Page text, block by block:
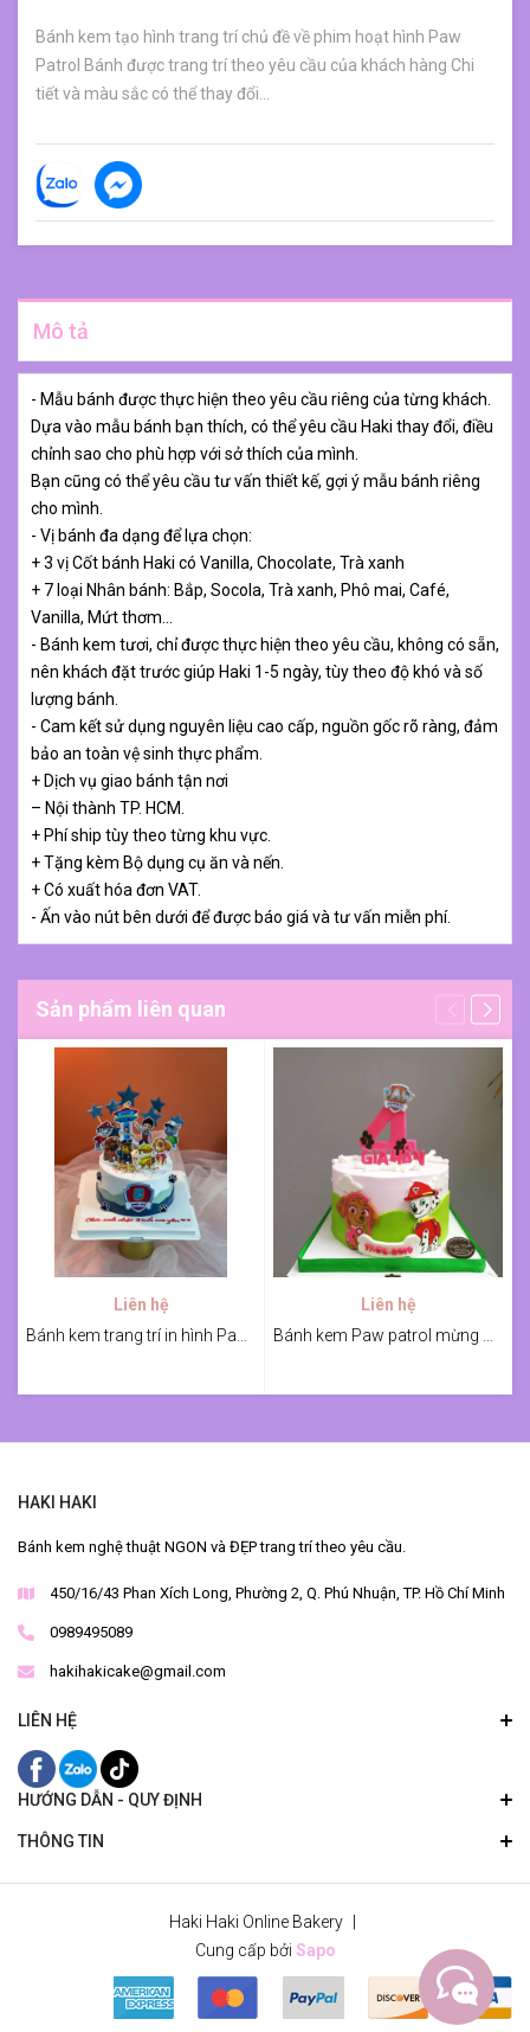
Bánh kem tạo hình trang trí chủ đề về phim hoạt hình Paw
Patrol Bánh được trang trí theo yêu cầu của khách hàng Chi
tiết và màu sắc có thể thay đổi...
Mô tả
- Mẫu bánh được thực hiện theo yêu cầu riêng của từng khách.
Dựa vào mẫu bánh bạn thích, có thể yêu cầu Haki thay đổi, điều
chỉnh sao cho phù hợp với sở thích của mình.
Bạn cũng có thể yêu cầu tư vấn thiết kế, gợi ý mẫu bánh riêng
cho mình.
- Vị bánh đa dạng để lựa chọn:
+ 3 vị Cốt bánh Haki có Vanilla, Chocolate, Trà xanh
+ 7 loại Nhân bánh: Bắp, Socola, Trà xanh, Phô mai, Café,
Vanilla, Mứt thơm…
- Bánh kem tươi, chỉ được thực hiện theo yêu cầu, không có sẵn,
nên khách đặt trước giúp Haki 1-5 ngày, tùy theo độ khó và số
lượng bánh.
- Cam kết sử dụng nguyên liệu cao cấp, nguồn gốc rõ ràng, đảm
bảo an toàn vệ sinh thực phẩm.
+ Dịch vụ giao bánh tận nơi
– Nội thành TP. HCM.
+ Phí ship tùy theo từng khu vực.
+ Tặng kèm Bộ dụng cụ ăn và nến.
+ Có xuất hóa đơn VAT.
- Ấn vào nút bên dưới để được báo giá và tư vấn miễn phí.
Sản phẩm liên quan
Liên hệ
Liên hệ
HAKI HAKI
Bánh kem nghệ thuật NGON và ĐẸP trang trí theo yêu cầu.
450/16/43 Phan Xích Long, Phường 2, Q. Phú Nhuận, TP. Hồ Chí Minh
0989495089
hakihakicake@gmail.com
LIÊN HỆ
HƯỚNG DẪN - QUY ĐỊNH
THÔNG TIN
Haki Haki Online Bakery
Cung cấp bởi Sapo